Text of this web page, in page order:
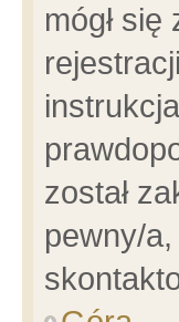
mógł
został
pewny/